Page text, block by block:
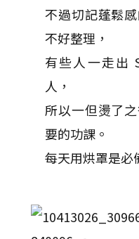
不過切記蓬鬆
不好整理，
有些人一走出
人，
所以一但燙了
要的功課。
每天用烘罩是必